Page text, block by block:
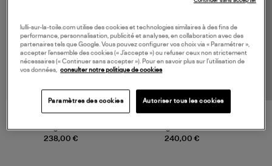
238,00 €
Cardigan Black
240,00 €
Cardigan Douve Noir
lulli-sur-la-toile.com utilise des cookies et technologies similaires à des fins de
performance, personnalisation, publicité et analyses, en collaboration avec des
partenaires tels que Google. Vous pouvez configurer vos choix via « Paramétrer »,
accepter l’ensemble des cookies (« J’accepte ») ou refuser ceux non strictement
nécessaires (« Continuer sans accepter »). Pour en savoir plus sur l’utilisation de
vos données, consulter notre politique de cookies
Paramètres des cookies Autoriser tous les cookies